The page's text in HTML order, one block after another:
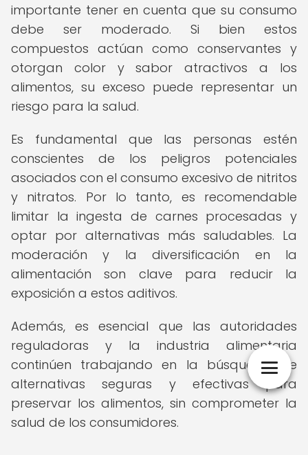
importante tener en cuenta que su consumo
debe ser moderado. Si bien estos
compuestos actúan como conservantes y
otorgan color y sabor atractivos a los
alimentos, su exceso puede representar un
riesgo para la salud.
Es fundamental que las personas estén
conscientes de los peligros potenciales
asociados con el consumo excesivo de nitritos
y nitratos. Por lo tanto, es recomendable
limitar la ingesta de carnes procesadas y
optar por alternativas más saludables. La
moderación y la diversificación en la
alimentación son clave para reducir la
exposición a estos aditivos.
Además, es esencial que las autoridades
reguladoras y la industria alimentaria
continúen trabajando en la búsqueda de
alternativas seguras y efectivas para
preservar los alimentos, sin comprometer la
salud de los consumidores.